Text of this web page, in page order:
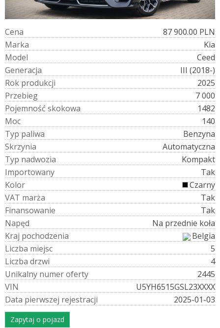
Cena
87 900.00 PLN
Marka
Kia
Model
Ceed
Generacja
III (2018-)
Rok produkcji
2025
Przebieg
7 000
Pojemność skokowa
1482
Moc
140
Typ paliwa
Benzyna
Skrzynia
Automatyczna
Typ nadwozia
Kompakt
Importowany
Tak
Kolor
Czarny
VAT marża
Tak
Finansowanie
Tak
Napęd
Na przednie koła
Kraj pochodzenia
Belgia
Liczba miejsc
5
Liczba drzwi
4
Unikalny numeroferty
2445
VIN
U5YH6515GSL23XXXX
Data pierwszej rejestracji 2025-01-03
Zapytaj o pojazd